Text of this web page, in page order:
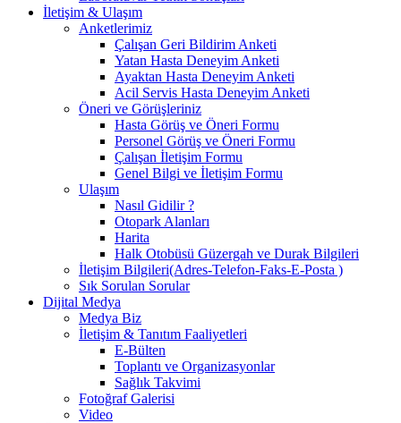
İletişim & Ulaşım
Anketlerimiz
Çalışan Geri Bildirim Anketi
Yatan Hasta Deneyim Anketi
Ayaktan Hasta Deneyim Anketi
Acil Servis Hasta Deneyim Anketi
Öneri ve Görüşleriniz
Hasta Görüş ve Öneri Formu
Personel Görüş ve Öneri Formu
Çalışan İletişim Formu
Genel Bilgi ve İletişim Formu
Ulaşım
Nasıl Gidilir ?
Otopark Alanları
Harita
Halk Otobüsü Güzergah ve Durak Bilgileri
İletişim Bilgileri(Adres-Telefon-Faks-E-Posta )
Sık Sorulan Sorular
Dijital Medya
Medya Biz
İletişim & Tanıtım Faaliyetleri
E-Bülten
Toplantı ve Organizasyonlar
Sağlık Takvimi
Fotoğraf Galerisi
Video